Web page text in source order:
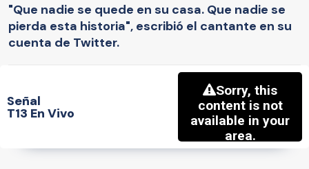
"Que nadie se quede en su casa. Que nadie se
pierda esta historia", escribió el cantante en su
cuenta de Twitter.
Señal
T13 En Vivo